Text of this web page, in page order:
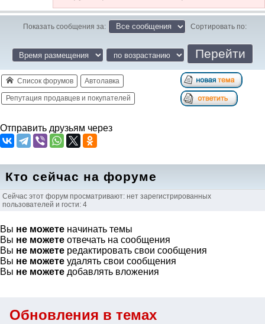
Обновления в темах
Показать сообщения за: Сортировать по:
Список форумов Автолавка
Репутация продавцев и покупателей
Отправить друзьям через
Кто сейчас на форуме
Сейчас этот форум просматривают: нет зарегистрированных
пользователей и гости: 4
Вы не можете начинать темы
Вы не можете отвечать на сообщения
Вы не можете редактировать свои сообщения
Вы не можете удалять свои сообщения
Вы не можете добавлять вложения